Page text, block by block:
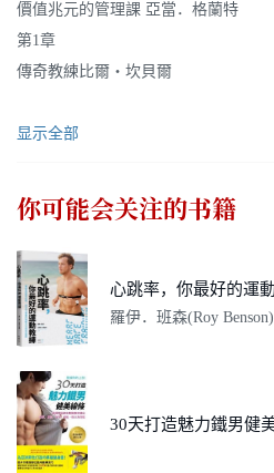
價值兆元的管理課 亞當．格蘭特
第1章
傳奇教練比爾‧坎貝爾
显示全部
你可能会关注的书籍
羅伊．班森(Roy Benson)